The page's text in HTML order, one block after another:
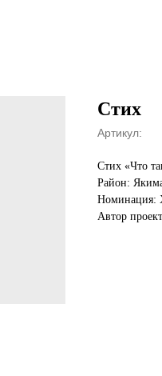
Стих
Артикул:
Стих «Что
Район:
Номинация:
Автор